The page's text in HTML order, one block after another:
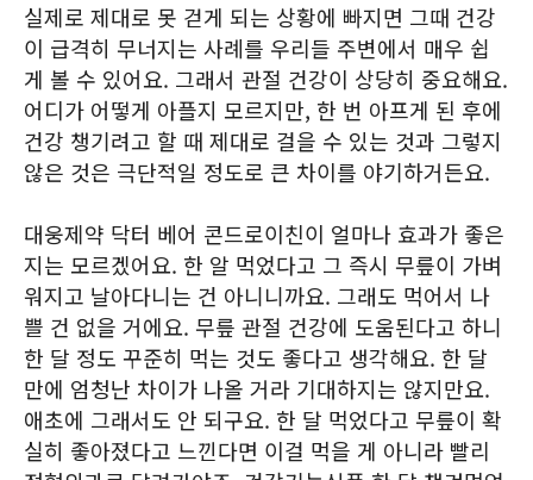
실제로 제대로 못 걷게 되는 상황에 빠지면 그때 건강
이 급격히 무너지는 사례를 우리들 주변에서 매우 쉽
게 볼 수 있어요. 그래서 관절 건강이 상당히 중요해요.
어디가 어떻게 아플지 모르지만, 한 번 아프게 된 후에
건강 챙기려고 할 때 제대로 걸을 수 있는 것과 그렇지
않은 것은 극단적일 정도로 큰 차이를 야기하거든요.
대웅제약 닥터 베어 콘드로이친이 얼마나 효과가 좋은
지는 모르겠어요. 한 알 먹었다고 그 즉시 무릎이 가벼
워지고 날아다니는 건 아니니까요. 그래도 먹어서 나
쁠 건 없을 거에요. 무릎 관절 건강에 도움된다고 하니
한 달 정도 꾸준히 먹는 것도 좋다고 생각해요. 한 달
만에 엄청난 차이가 나올 거라 기대하지는 않지만요.
애초에 그래서도 안 되구요. 한 달 먹었다고 무릎이 확
실히 좋아졌다고 느낀다면 이걸 먹을 게 아니라 빨리